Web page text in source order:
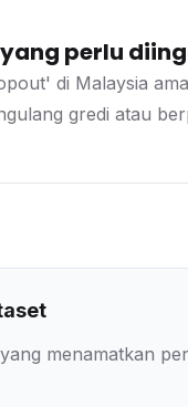
perlu
di Malaysia
gredi atau
menamatkan